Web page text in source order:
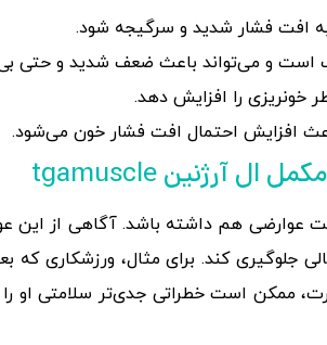
افت فشار شدید و سرگیجه شود.
است و می‌تواند باعث ضعف شدید و حتی
خونریزی را افزایش دهد.
افزایش احتمال افت فشار خون می‌شود.
عوارضی هم داشته باشد. آگاهی از
جلوگیری کند. برای مثال، ورزشکاری
ممکن است خطراتی جدی‌تر سلامتی او را